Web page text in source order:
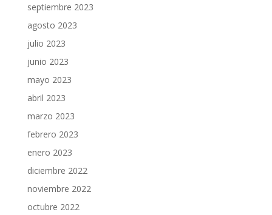
septiembre 2023
agosto 2023
julio 2023
junio 2023
mayo 2023
abril 2023
marzo 2023
febrero 2023
enero 2023
diciembre 2022
noviembre 2022
octubre 2022